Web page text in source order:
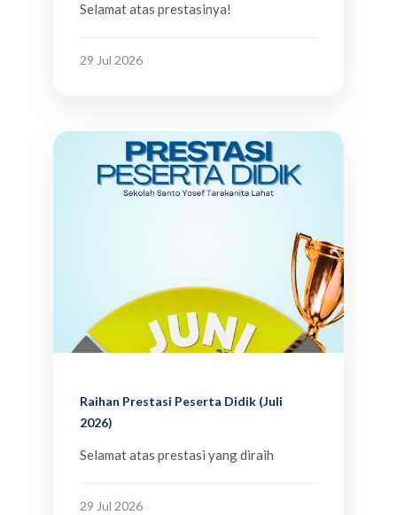
Selamat atas prestasinya!
29 Jul 2026
Raihan Prestasi Peserta Didik (Juli
2026)
Selamat atas prestasi yang diraih
29 Jul 2026